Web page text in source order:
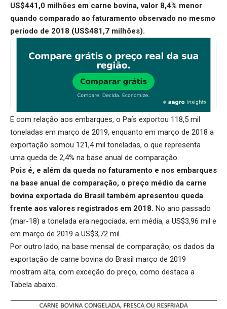
US$441,0 milhões em carne bovina, valor 8,4% menor
quando comparado ao faturamento observado no mesmo
período de 2018 (US$481,7 milhões).
E com relação aos embarques, o País exportou 118,5 mil
toneladas em março de 2019, enquanto em março de 2018 a
exportação somou 121,4 mil toneladas, o que representa
uma queda de 2,4% na base anual de comparação.
Pois é, e além da queda no faturamento e nos embarques
na base anual de comparação, o preço médio da carne
bovina exportada do Brasil também apresentou queda
frente aos valores registrados em 2018. No ano passado
(mar-18) a tonelada era negociada, em média, a US$3,96 mil e
em março de 2019 a US$3,72 mil.
Por outro lado, na base mensal de comparação, os dados da
exportação de carne bovina do Brasil março de 2019
mostram alta, com exceção do preço, como destaca a
Tabela abaixo.